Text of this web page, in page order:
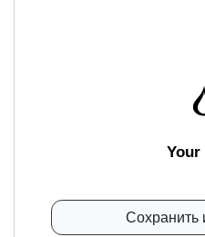
Your
Сохранить